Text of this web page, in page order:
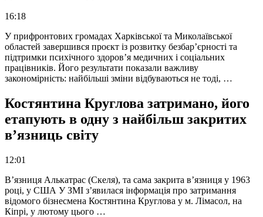
16:18
У прифронтових громадах Харківської та Миколаївської
областей завершився проєкт із розвитку безбар’єрності та
підтримки психічного здоров’я медичних і соціальних
працівників. Його результати показали важливу
закономірність: найбільші зміни відбуваються не тоді, …
Костянтина Круглова затримано, його
етапують в одну з найбільш закритих
в’язниць світу
12:01
В’язниця Алькатрас (Скеля), та сама закрита в’язниця у 1963
році, у США У ЗМІ з’явилася інформація про затримання
відомого бізнесмена Костянтина Круглова у м. Лімасол, на
Кіпрі, у лютому цього …